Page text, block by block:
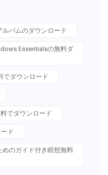
バムのダウンロード
Essentialsの無料ダ
でダウンロード
でダウンロード
ド
のガイド付き瞑想無料